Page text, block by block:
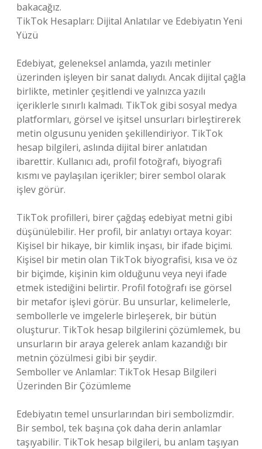
bakacağız.
TikTok Hesapları: Dijital Anlatılar ve Edebiyatın Yeni
Yüzü
Edebiyat, geleneksel anlamda, yazılı metinler
üzerinden işleyen bir sanat dalıydı. Ancak dijital çağla
birlikte, metinler çeşitlendi ve yalnızca yazılı
içeriklerle sınırlı kalmadı. TikTok gibi sosyal medya
platformları, görsel ve işitsel unsurları birleştirerek
metin olgusunu yeniden şekillendiriyor. TikTok
hesap bilgileri, aslında dijital birer anlatıdan
ibarettir. Kullanıcı adı, profil fotoğrafı, biyografi
kısmı ve paylaşılan içerikler; birer sembol olarak
işlev görür.
TikTok profilleri, birer çağdaş edebiyat metni gibi
düşünülebilir. Her profil, bir anlatıyı ortaya koyar:
Kişisel bir hikaye, bir kimlik inşası, bir ifade biçimi.
Kişisel bir metin olan TikTok biyografisi, kısa ve öz
bir biçimde, kişinin kim olduğunu veya neyi ifade
etmek istediğini belirtir. Profil fotoğrafı ise görsel
bir metafor işlevi görür. Bu unsurlar, kelimelerle,
sembollerle ve imgelerle birleşerek, bir bütün
oluşturur. TikTok hesap bilgilerini çözümlemek, bu
unsurların bir araya gelerek anlam kazandığı bir
metnin çözülmesi gibi bir şeydir.
Semboller ve Anlamlar: TikTok Hesap Bilgileri
Üzerinden Bir Çözümleme
Edebiyatın temel unsurlarından biri sembolizmdir.
Bir sembol, tek başına çok daha derin anlamlar
taşıyabilir. TikTok hesap bilgileri, bu anlam taşıyan